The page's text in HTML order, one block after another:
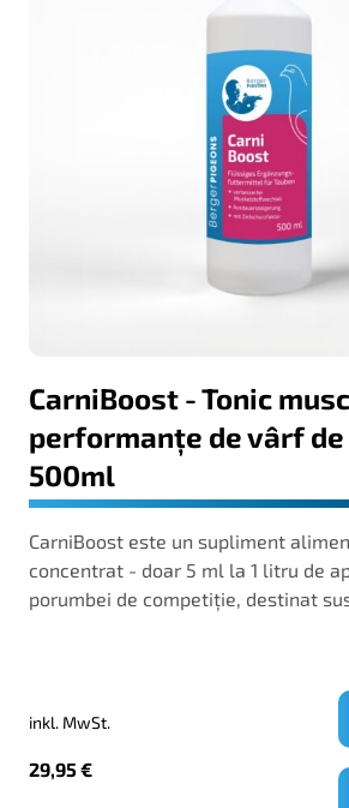
CarniBoost - Tonic
performanțe de vârf
500ml
CarniBoost este un supliment
concentrat - doar 5 ml la 1 litru de
porumbei de competiție, destinat
inkl. MwSt.
29,95€